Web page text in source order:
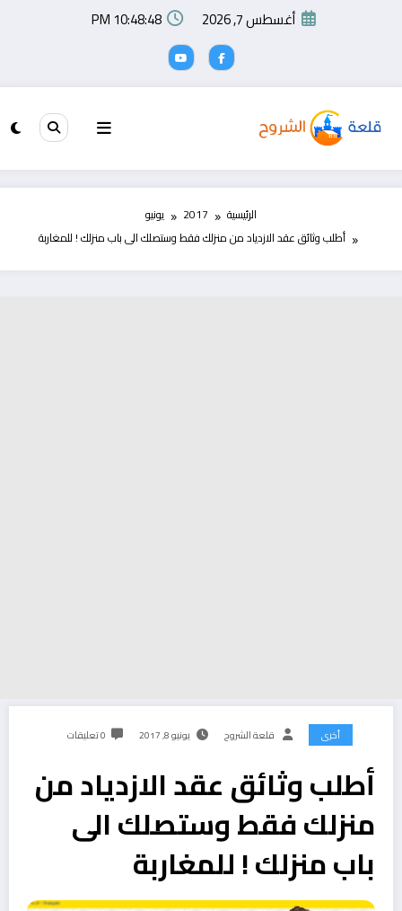
أغسطس 7, 2026 10:48:49 PM
الرئيسية 2017
يونيو
أطلب وثائق عقد الازدياد من منزلك فقط وستصلك الى باب منزلك ! للمغاربة
أخرى قلعة الشروح يونيو 8, 2017 0 تعليقات
أطلب وثائق عقد الازدياد من
منزلك فقط وستصلك الى
باب منزلك ! للمغاربة